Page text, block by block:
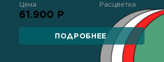
Цена Расцветка
61.900 Р
ПОДРОБНЕЕ